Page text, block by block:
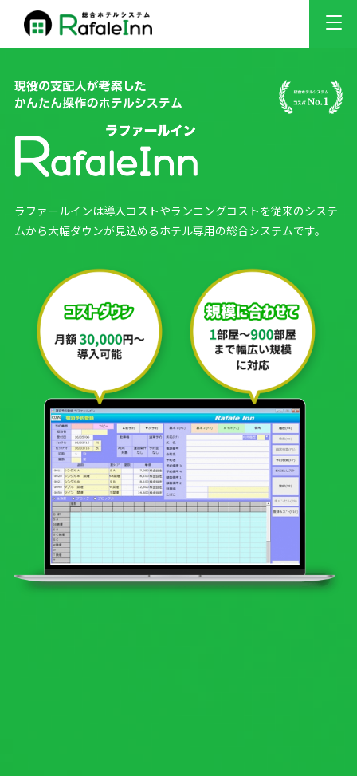
ラファールインは導入コストやランニングコストを従来のシステ
ムから大幅ダウンが見込めるホテル専用の総合システムです。